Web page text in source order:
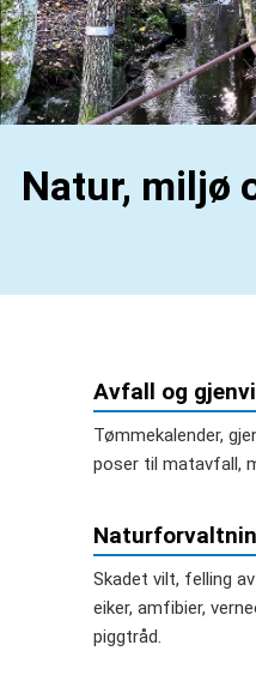
Natur, miljø
Avfall og
Tømmekalender,
poser til matavfall,
Skadet vilt, felling
eiker, amfibier,
piggtråd.